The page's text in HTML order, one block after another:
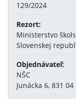
129/2024
Rezort:
Ministerstvo
Slovenskej
Objednávateľ:
NŠC
Junácka 6, 831